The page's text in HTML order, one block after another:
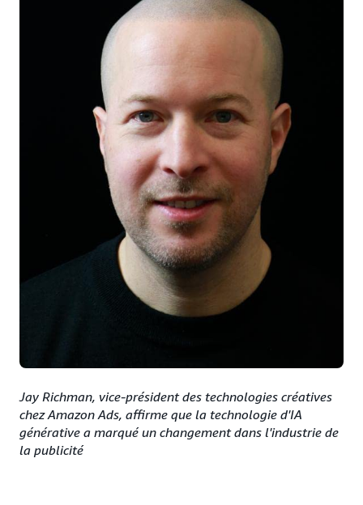
Jay Richman, vice-président des technologies créatives
chez Amazon Ads, affirme que la technologie d'IA
générative a marqué un changement dans l'industrie de
la publicité